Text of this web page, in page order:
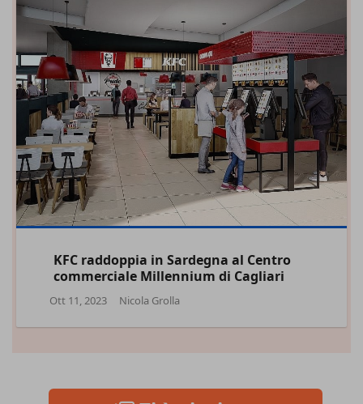
KFC raddoppia in Sardegna al Centro
commerciale Millennium di Cagliari
Ott 11, 2023 Nicola Grolla